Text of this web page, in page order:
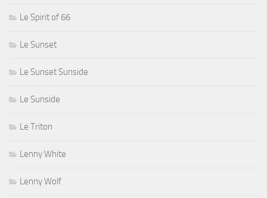
Le Spirit of 66
Le Sunset
Le Sunset Sunside
Le Sunside
Le Triton
Lenny White
Lenny Wolf